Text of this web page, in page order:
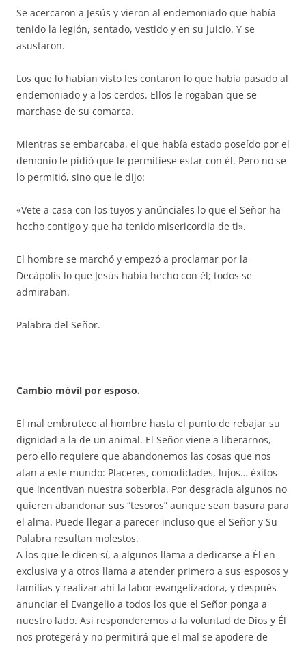
Se acercaron a Jesús y vieron al endemoniado que había
tenido la legión, sentado, vestido y en su juicio. Y se
asustaron.
Los que lo habían visto les contaron lo que había pasado al
endemoniado y a los cerdos. Ellos le rogaban que se
marchase de su comarca.
Mientras se embarcaba, el que había estado poseído por el
demonio le pidió que le permitiese estar con él. Pero no se
lo permitió, sino que le dijo:
«Vete a casa con los tuyos y anúnciales lo que el Señor ha
hecho contigo y que ha tenido misericordia de ti».
El hombre se marchó y empezó a proclamar por la
Decápolis lo que Jesús había hecho con él; todos se
admiraban.
Palabra del Señor.
Cambio móvil por esposo.
El mal embrutece al hombre hasta el punto de rebajar su
dignidad a la de un animal. El Señor viene a liberarnos,
pero ello requiere que abandonemos las cosas que nos
atan a este mundo: Placeres, comodidades, lujos… éxitos
que incentivan nuestra soberbia. Por desgracia algunos no
quieren abandonar sus “tesoros” aunque sean basura para
el alma. Puede llegar a parecer incluso que el Señor y Su
Palabra resultan molestos.
A los que le dicen sí, a algunos llama a dedicarse a Él en
exclusiva y a otros llama a atender primero a sus esposos y
familias y realizar ahí la labor evangelizadora, y después
anunciar el Evangelio a todos los que el Señor ponga a
nuestro lado. Así responderemos a la voluntad de Dios y Él
nos protegerá y no permitirá que el mal se apodere de